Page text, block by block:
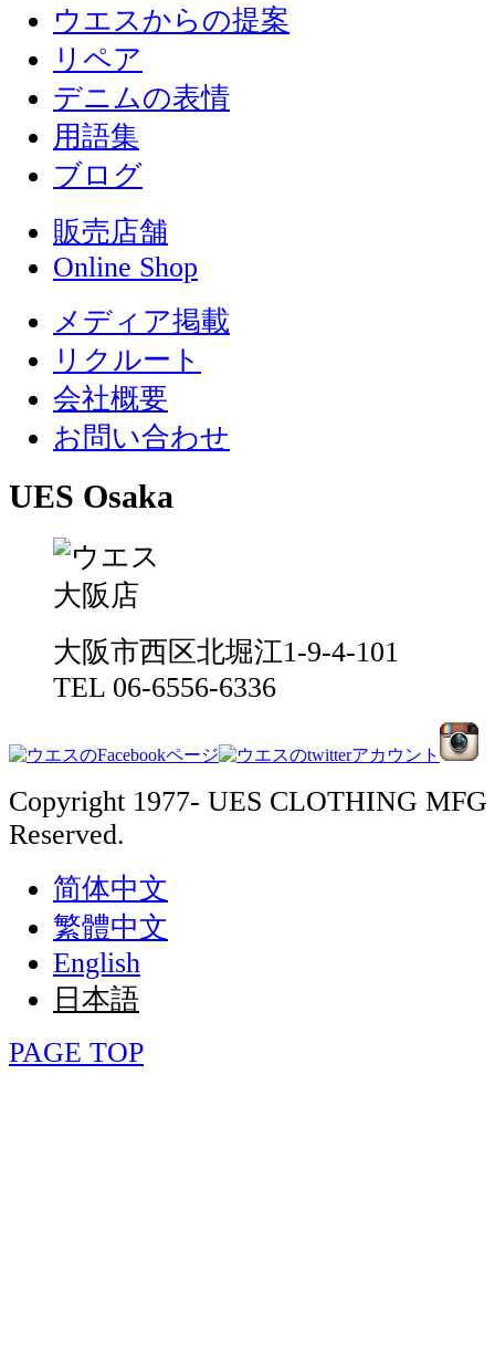
ウエスからの提案
リペア
デニムの表情
用語集
ブログ
販売店舗
Online Shop
メディア掲載
リクルート
会社概要
お問い合わせ
UES Osaka
大阪市西区北堀江1-9-4-101
TEL 06-6556-6336
Copyright 1977- UES CLOTHING
Reserved.
简体中文
繁體中文
English
日本語
PAGE TOP